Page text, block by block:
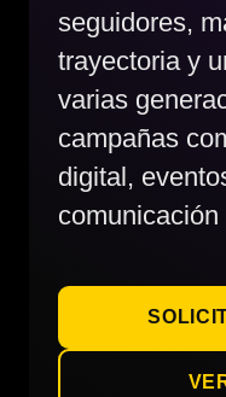
seguidores,
trayectoria y
varias
campañas
digital,
comunicación